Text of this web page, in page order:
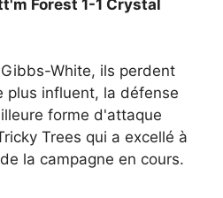
Forest 1-1 Crystal
White, ils perdent
plus influent, la défense
forme d'attaque
Trees qui a excellé à
la campagne en cours.